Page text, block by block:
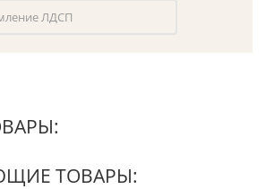
ЛДСП
ТОВАРЫ: